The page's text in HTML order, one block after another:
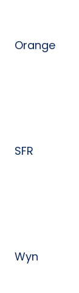
Orange
SFR
Wyn